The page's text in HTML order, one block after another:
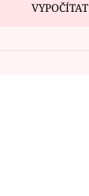
VYPOČÍTAT